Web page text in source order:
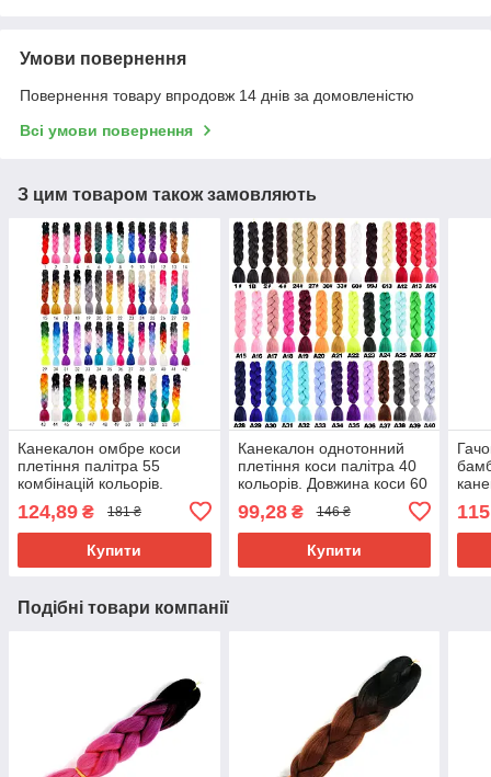
Умови повернення
Повернення товару впродовж 14 днів за домовленістю
Всі умови повернення
З цим товаром також замовляють
Канекалон омбре коси
плетіння палітра 55
комбінацій кольорів.
Термостійкий
124,89 ₴ 181 ₴
Купити
Канекалон однотонний
плетіння коси палітра 40
кольорів. Довжина коси 60
99,28₴ 146 ₴
Купити
115
Подібні товари компанії